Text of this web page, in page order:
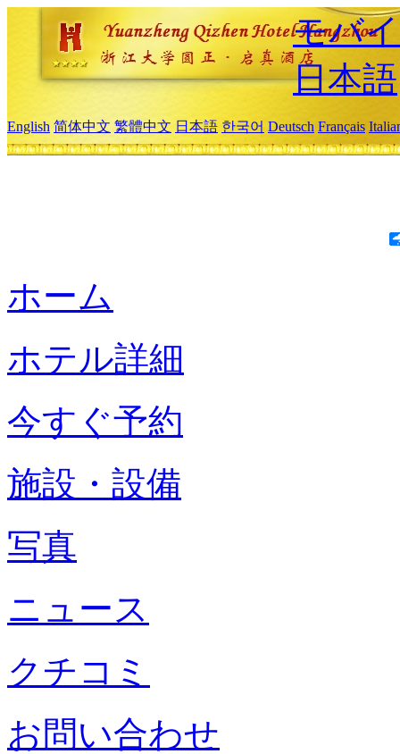
モバ
日本語
English 简体中文 繁體中文 日本語 한국어 Deutsch Français
ホーム
ホテル詳細
今すぐ予約
施設・設備
写真
ニュース
クチコミ
お問い合わせ